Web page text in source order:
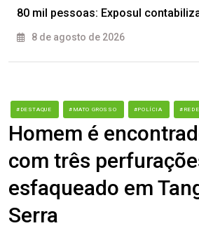
80 mil pessoas: Exposul
8 de agosto de 2026
#DESTAQUE #MATO GROSSO #POLÍCIA
Homem é
com três
esfaqueado em
Serra